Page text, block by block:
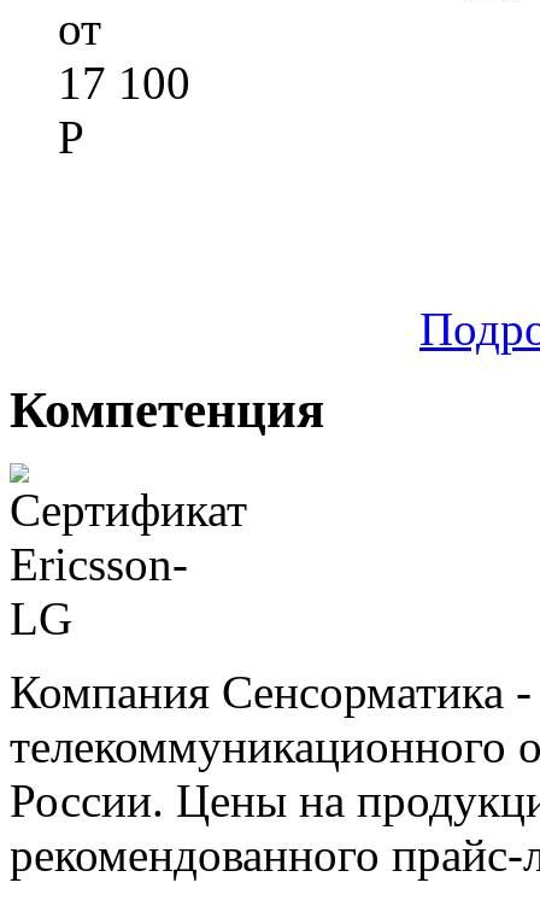
от
17 100
Р
Компетенция
Компания Сенсорматика
телекоммуникационного
России. Цены на
рекомендованного прайс-